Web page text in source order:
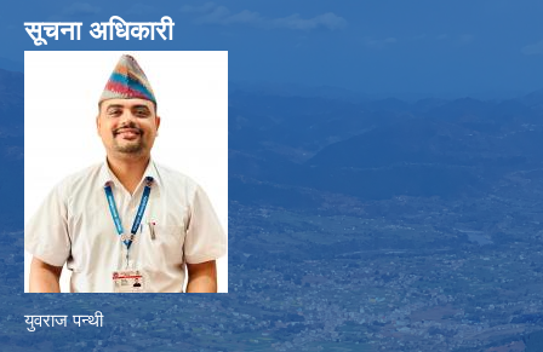
सूचना अधिकारी
युवराज पन्थी